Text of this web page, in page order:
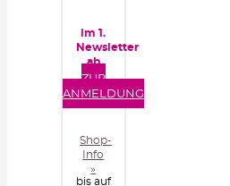
im 1.
Newsletter
ab
40€
Bestellwert
ZUR
ANMELDUNG
Shop-
Info
»
bis auf